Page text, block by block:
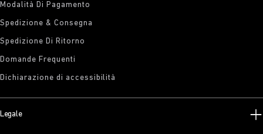
Modalità Di Pagamento
Spedizione & Consegna
Spedizione Di Ritorno
Domande Frequenti
Dichiarazione di accessibilità
Legale